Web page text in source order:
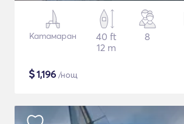
Катамаран
40 ft
12 m
8
$1,196 /нощ